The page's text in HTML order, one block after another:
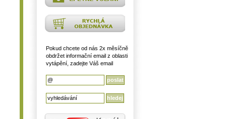
Pokud chcete od nás 2x měsíčně
obdržet informační email z oblasti
vytápění, zadejte Váš email